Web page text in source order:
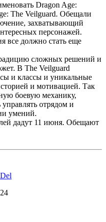
Dragon Age:
The Veilguard. Обещали
захватывающий
персонажей.
все должно стать еще
сложных решений и
В The Veilguard
и классы и уникальные
и мотивацией. Так
боевую механику,
отрядом и
умений.
дадут 11 июня. Обещают